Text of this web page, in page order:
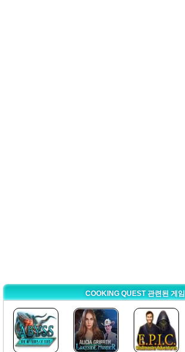
COOKING QUEST 관련된 게임